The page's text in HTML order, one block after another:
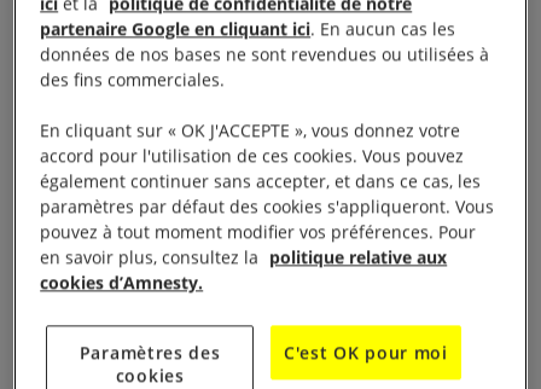
Votre adresse email (obligatoire)
Mot de passe oublié ?
Un problème de connexion ?
partenaire Google en cliquant ici. En aucun cas les
données de nos bases ne sont revendues ou utilisées à
des fins commerciales.
En cliquant sur « OK J'ACCEPTE », vous donnez votre
accord pour l'utilisation de ces cookies. Vous pouvez
également continuer sans accepter, et dans ce cas, les
paramètres par défaut des cookies s'appliqueront. Vous
pouvez à tout moment modifier vos préférences. Pour
en savoir plus, consultez la politique relative aux
cookies d’Amnesty.
Paramètres des
cookies
C'est OK pour moi